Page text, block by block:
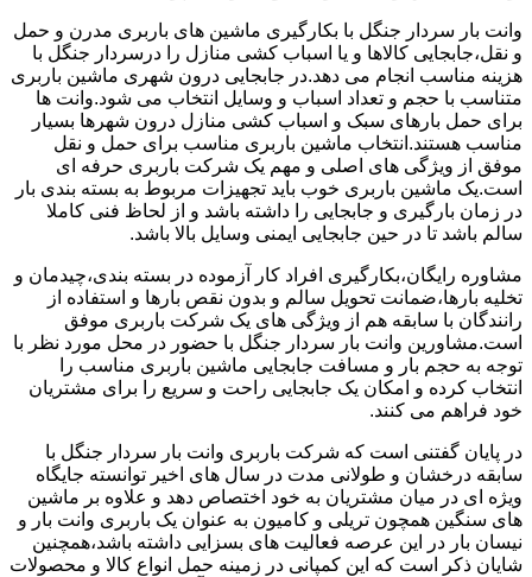
وانت بار سردار جنگل با بکارگیری ماشین های باربری مدرن و حمل
و نقل،جابجایی کالاها و یا اسباب کشی منازل را درسردار جنگل با
هزینه مناسب انجام می دهد.در جابجایی درون شهری ماشین باربری
متناسب با حجم و تعداد اسباب و وسایل انتخاب می شود.وانت ها
برای حمل بارهای سبک و اسباب کشی منازل درون شهرها بسیار
مناسب هستند.انتخاب ماشین باربری مناسب برای حمل و نقل
موفق از ویژگی های اصلی و مهم یک شرکت باربری حرفه ای
است.یک ماشین باربری خوب باید تجهیزات مربوط به بسته بندی بار
در زمان بارگیری و جابجایی را داشته باشد و از لحاظ فنی کاملا
سالم باشد تا در حین جابجایی ایمنی وسایل بالا باشد.
مشاوره رایگان،بکارگیری افراد کار آزموده در بسته بندی،چیدمان و
تخلیه بارها،ضمانت تحویل سالم و بدون نقص بارها و استفاده از
رانندگان با سابقه هم از ویژگی های یک شرکت باربری موفق
است.مشاورین وانت بار سردار جنگل با حضور در محل مورد نظر با
توجه به حجم بار و مسافت جابجایی ماشین باربری مناسب را
انتخاب کرده و امکان یک جابجایی راحت و سریع را برای مشتریان
خود فراهم می کنند.
در پایان گفتنی است که شرکت باربری وانت بار سردار جنگل با
سابقه درخشان و طولانی مدت در سال های اخیر توانسته جایگاه
ویژه ای در میان مشتریان به خود اختصاص دهد و علاوه بر ماشین
های سنگین همچون تریلی و کامیون به عنوان یک باربری وانت بار و
نیسان بار در این عرصه فعالیت های بسزایی داشته باشد،همچنین
شایان ذکر است که این کمپانی در زمینه حمل انواع کالا و محصولات